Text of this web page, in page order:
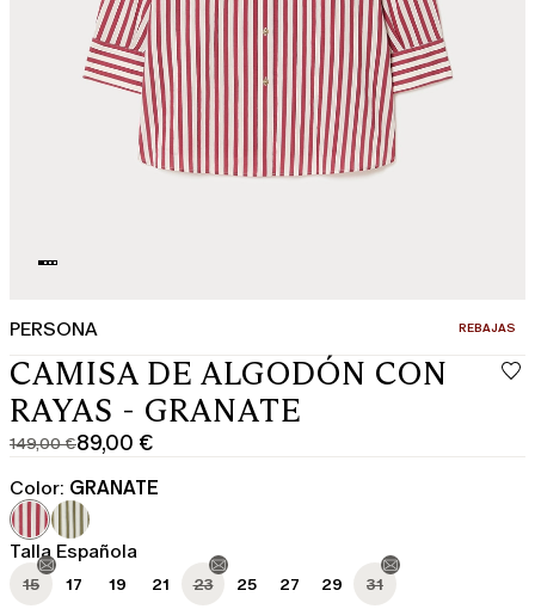
PERSONA CATEGORÍA:
REBAJAS
CAMISA DE ALGODÓN CON
RAYAS - GRANATE
149,00 €
Precio
original
149,00
€
89,00 €
Precio
actual
89,00
€
Color: GRANATE
Talla Española
15 17 19 21 23 25 27 29 31